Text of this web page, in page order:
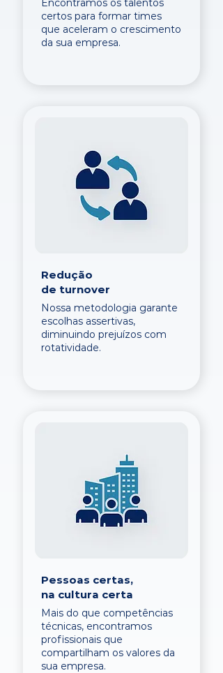
Encontramos os talentos
certos para formar times
que aceleram o crescimento
da sua empresa.
Redução
de turnover
Nossa metodologia garante
escolhas assertivas,
diminuindo prejuízos com
rotatividade.
Pessoas certas,
na cultura certa
Mais do que competências
técnicas, encontramos
profissionais que
compartilham os valores da
sua empresa.